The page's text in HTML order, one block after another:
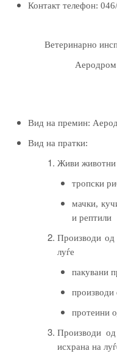
Контакт телефон: 046/
Ветеринарно
Аеродром
Вид на премин:
Вид на пратки:
Живи животни
тропски
мачки,
и рептили
Производи од
луѓе
пакувани
производи
протеини
Производи
исхрана на